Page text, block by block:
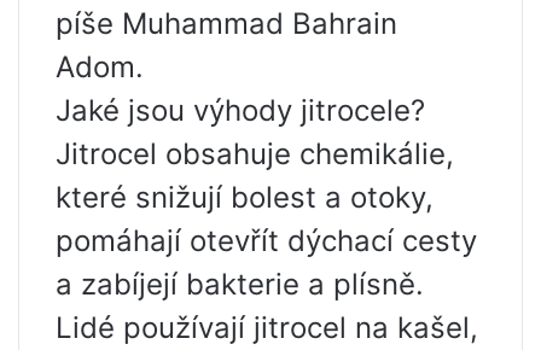
píše Muhammad Bahrain
Adom.
Jaké jsou výhody jitrocele?
Jitrocel obsahuje chemikálie,
které snižují bolest a otoky,
pomáhají otevřít dýchací cesty
a zabíjejí bakterie a plísně.
Lidé používají jitrocel na kašel,